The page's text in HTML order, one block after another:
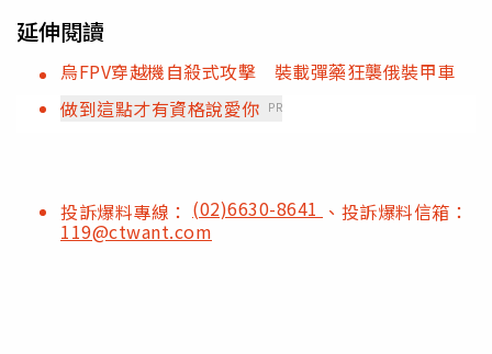
延伸閱讀
烏FPV穿越機自殺式攻擊 裝載彈藥狂襲俄裝甲車
做到這點才有資格說愛你 PR
投訴爆料專線： (02)6630-8641 、投訴爆料信箱：
119@ctwant.com